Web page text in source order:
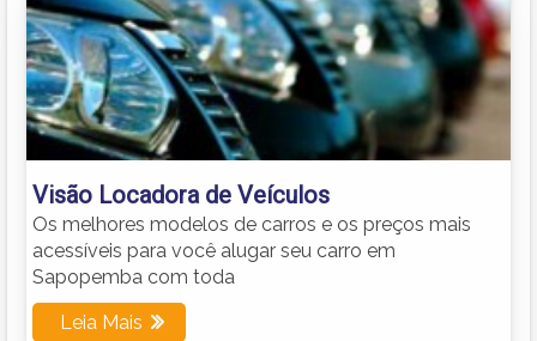
Visão Locadora de Veículos
Os melhores modelos de carros e os preços mais
acessíveis para você alugar seu carro em
Sapopemba com toda
Leia Mais